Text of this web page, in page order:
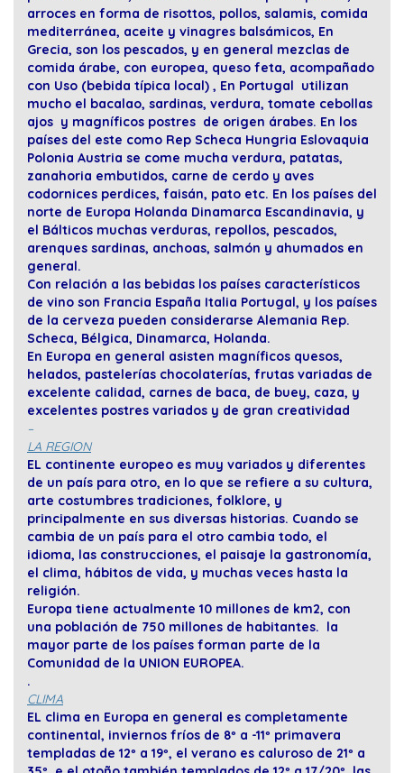
arroces en forma de risottos, pollos, salamis, comida
mediterránea, aceite y vinagres balsámicos, En
Grecia, son los pescados, y en general mezclas de
comida árabe, con europea, queso feta, acompañado
con Uso (bebida típica local) , En Portugal utilizan
mucho el bacalao, sardinas, verdura, tomate cebollas
ajos y magníficos postres de origen árabes. En los
países del este como Rep Scheca Hungria Eslovaquia
Polonia Austria se come mucha verdura, patatas,
zanahoria embutidos, carne de cerdo y aves
codornices perdices, faisán, pato etc. En los países del
norte de Europa Holanda Dinamarca Escandinavia, y
el Bálticos muchas verduras, repollos, pescados,
arenques sardinas, anchoas, salmón y ahumados en
general.
Con relación a las bebidas los países característicos
de vino son Francia España Italia Portugal, y los países
de la cerveza pueden considerarse Alemania Rep.
Scheca, Bélgica, Dinamarca, Holanda.
En Europa en general asisten magníficos quesos,
helados, pastelerías chocolaterías, frutas variadas de
excelente calidad, carnes de baca, de buey, caza, y
excelentes postres variados y de gran creatividad
–
LA REGION
EL continente europeo es muy variados y diferentes
de un país para otro, en lo que se refiere a su cultura,
arte costumbres tradiciones, folklore, y
principalmente en sus diversas historias. Cuando se
cambia de un país para el otro cambia todo, el
idioma, las construcciones, el paisaje la gastronomía,
el clima, hábitos de vida, y muchas veces hasta la
religión.
Europa tiene actualmente 10 millones de km2, con
una población de 750 millones de habitantes. la
mayor parte de los países forman parte de la
Comunidad de la UNION EUROPEA.
.
CLIMA
EL clima en Europa en general es completamente
continental, inviernos fríos de 8º a -11º primavera
templadas de 12º a 19º, el verano es caluroso de 21º a